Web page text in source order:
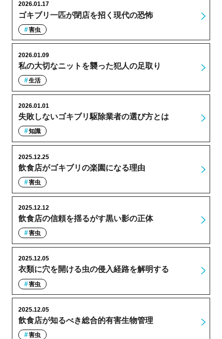
ゴキブリ一匹が閉店を招く現代の恐怖
2026.01.17
害虫
私の大切なニットを襲った犯人の足取り
2026.01.09
生活
失敗しないゴキブリ駆除業者の選び方とは
2026.01.01
知識
飲食店がゴキブリの楽園になる理由
2025.12.25
害虫
飲食店の信頼を揺るがす黒い影の正体
2025.12.12
害虫
衣類に穴を開ける虫の侵入経路を解明する
2025.12.05
害虫
飲食店が知るべき総合的有害生物管理
2025.12.05
害虫